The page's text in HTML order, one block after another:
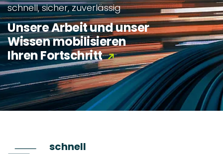
schnell, sicher, zuverlässig
Unsere Arbeit und unser
Wissen mobilisieren
Ihren Fortschritt
schnell